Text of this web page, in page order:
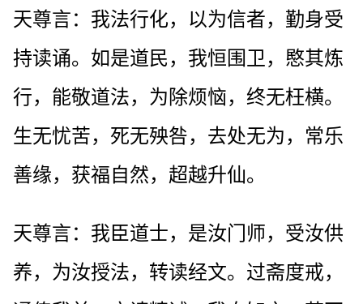
天尊言：我法行化，以为信者，勤身受
持读诵。如是道民，我恒围卫，愍其炼
行，能敬道法，为除烦恼，终无枉横。
生无忧苦，死无殃咎，去处无为，常乐
善缘，获福自然，超越升仙。
天尊言：我臣道士，是汝门师，受汝供
养，为汝授法，转读经文。过斋度戒，